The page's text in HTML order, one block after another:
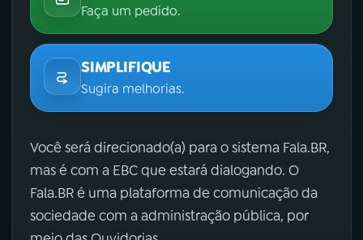
Faça um pedido.
SIMPLIFIQUE
Sugira melhorias.
Você será direcionado(a) para o sistema Fala.BR,
mas é com a EBC que estará dialogando. O
Fala.BR é uma plataforma de comunicação da
sociedade com a administração pública, por